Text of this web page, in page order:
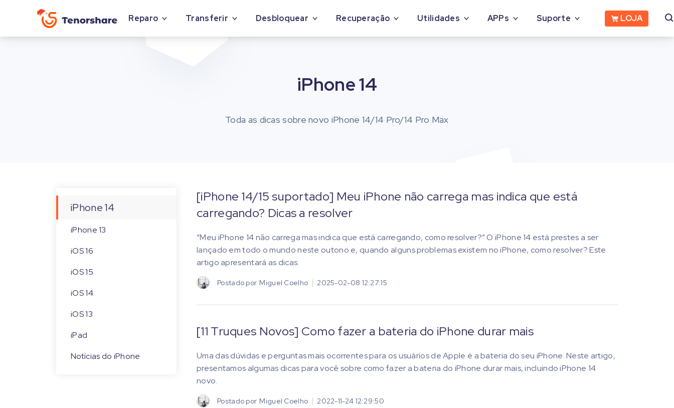
Reparo Transferir Desbloquear Recuperação Utilidades APPs Suporte LOJA
iPhone 14
Toda as dicas sobre novo iPhone 14/14 Pro/14 Pro Max
iPhone 14
iPhone 13
iOS 16
iOS 15
iOS 14
iOS 13
iPad
Notícias do iPhone
[iPhone 14/15 suportado] Meu iPhone não carrega mas indica que está
carregando? Dicas a resolver
“Meu iPhone 14 não carrega mas indica que está carregando, como resolver?” O iPhone 14 está prestes a ser
lançado em todo o mundo neste outono e, quando alguns problemas existem no iPhone, como resolver? Este
artigo apresentará as dicas.
Postado por Miguel Coelho 2025-02-08 12:27:15
[11 Truques Novos] Como fazer a bateria do iPhone durar mais
Uma das dúvidas e perguntas mais ocorrentes para os usuários de Apple é a bateria do seu iPhone. Neste artigo,
presentamos algumas dicas para você sobre como fazer a bateria do iPhone durar mais, incluindo iPhone 14
novo.
Postado por Miguel Coelho 2022-11-24 12:29:50